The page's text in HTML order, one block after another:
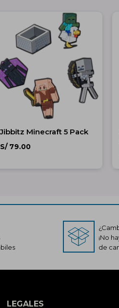
Jibbitz Minecraft 5 Pack
S/ 79.00
¡No
de
LEGALES